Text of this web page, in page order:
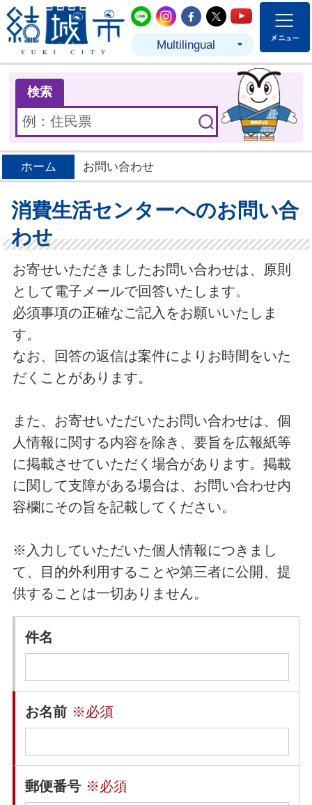
結城市公式LINE
結城市公式Instagram
結城市公式
結城市公式
結城市
Multilingual
検索
ホーム お問い合わせ
消費生活センターへのお問い合
わせ
お寄せいただきましたお問い合わせは、原則
として電子メールで回答いたします。
必須事項の正確なご記入をお願いいたしま
す。
なお、回答の返信は案件によりお時間をいた
だくことがあります。
また、お寄せいただいたお問い合わせは、個
人情報に関する内容を除き、要旨を広報紙等
に掲載させていただく場合があります。掲載
に関して支障がある場合は、お問い合わせ内
容欄にその旨を記載してください。
※入力していただいた個人情報につきまし
て、目的外利用することや第三者に公開、提
供することは一切ありません。
件名
お名前 ※必須
郵便番号 ※必須